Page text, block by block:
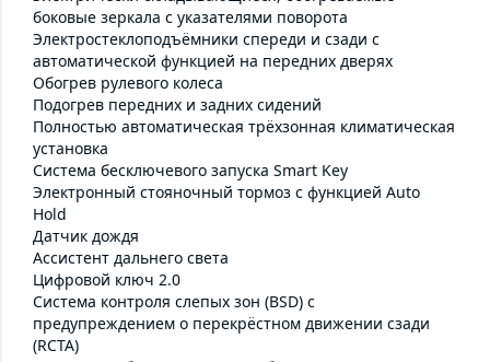
боковые зеркала с указателями поворота
Электростеклоподъёмники спереди и сзади с
автоматической функцией на передних дверях
Обогрев рулевого колеса
Подогрев передних и задних сидений
Полностью автоматическая трёхзонная климатическая
установка
Система бесключевого запуска Smart Key
Электронный стояночный тормоз с функцией Auto
Hold
Датчик дождя
Ассистент дальнего света
Цифровой ключ 2.0
Система контроля слепых зон (BSD) с
предупреждением о перекрёстном движении сзади
(RCTA)